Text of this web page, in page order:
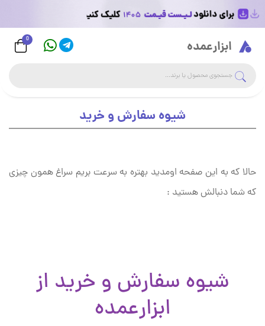
ابزارعمده 0
جستجوی فروشگاه
شیوه سفارش و خرید
حالا که به این صفحه اومدید بهتره به سرعت بریم سراغ همون چیزی
که شما دنبالش هستید :
شیوه سفارش و خرید از
ابزارعمده